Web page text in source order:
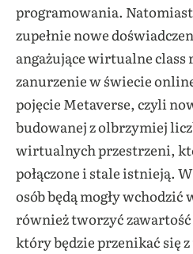
programowania.
zupełnie nowe
angażujące wirtualne class
zanurzenie w świecie
pojęcie Metaverse, czyli
budowanej z olbrzymiej
wirtualnych przestrzeni,
połączone i stale istnieją.
osób będą mogły wchodzić
również tworzyć
który będzie przenikać się